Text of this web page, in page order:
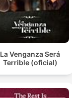
La Venganza Será
Terrible (oficial)